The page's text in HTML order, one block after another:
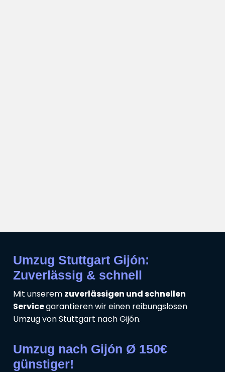
Umzug Stuttgart Gijón:
Zuverlässig & schnell
Mit unserem zuverlässigen und schnellen
Servicegarantieren wir einen reibungslosen
Umzug von Stuttgart nach Gijón.
Umzug nach Gijón Ø 150€
günstiger!